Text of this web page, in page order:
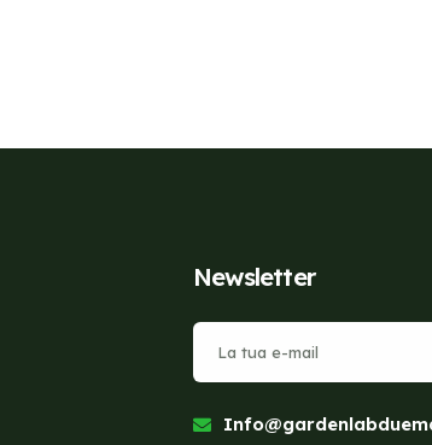
Newsletter